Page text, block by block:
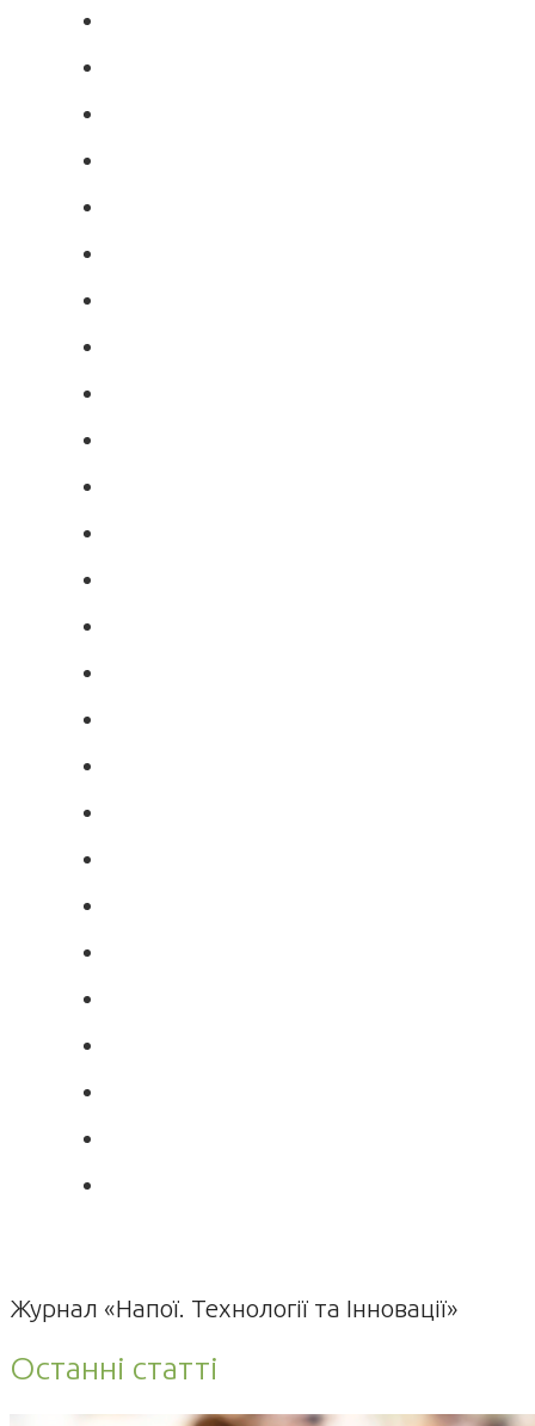
Журнал «Напої. Технології та Інновації»
Останні статті